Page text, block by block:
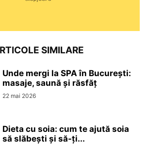
SIMILARE
Unde mergi la SPA în București:
masaje, saună și răsfăț
22 mai 2026
Dieta cu soia: cum te ajută soia
să slăbești și să-ți...